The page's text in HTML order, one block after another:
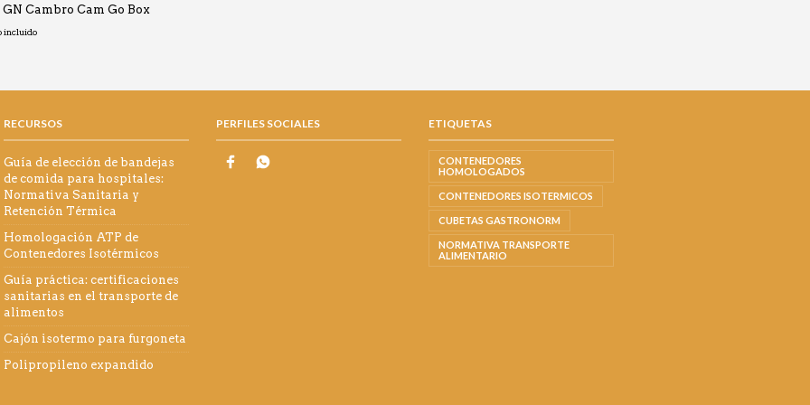
Cambro Cam Go Box
incluido
RECURSOS
Guía de elección de bandejas
de comida para hospitales:
Normativa Sanitaria y
Retención Térmica
Homologación ATP de
Contenedores Isotérmicos
Guía práctica: certificaciones
sanitarias en el transporte de
alimentos
Cajón isotermo para furgoneta
Polipropileno expandido
PERFILES SOCIALES ETIQUETAS
CONTENEDORES
HOMOLOGADOS
CONTENEDORES ISOTERMICOS
CUBETAS GASTRONORM
NORMATIVA TRANSPORTE
ALIMENTARIO